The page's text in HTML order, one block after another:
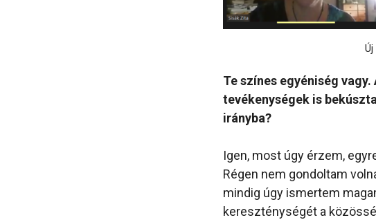
Te színes egyéniség
tevékenységek is
irányba?
Igen, most úgy érzem,
Régen nem gondoltam
mindig úgy ismertem
kereszténységét a